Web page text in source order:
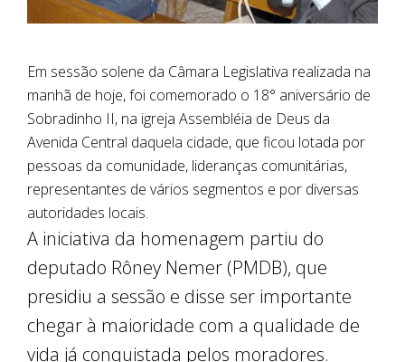
Em sessão solene da Câmara Legislativa realizada na
manhã de hoje, foi comemorado o 18° aniversário de
Sobradinho II, na igreja Assembléia de Deus da
Avenida Central daquela cidade, que ficou lotada por
pessoas da comunidade, lideranças comunitárias,
representantes de vários segmentos e por diversas
autoridades locais.
A iniciativa da homenagem partiu do
deputado Rôney Nemer (PMDB), que
presidiu a sessão e disse ser importante
chegar à maioridade com a qualidade de
vida já conquistada pelos moradores.